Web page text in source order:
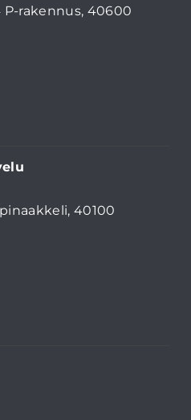
P-rakennus, 40600
40100